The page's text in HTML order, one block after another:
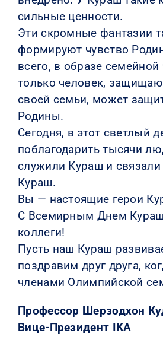
сильные ценности.
Эти скромные фантазии
формируют чувство
всего, в образе семейной
только человек,
своей семьи, может
Родины.
Сегодня, в этот светлый
поблагодарить тысячи
служили Кураш и
Кураш.
Вы — настоящие герои
С Всемирным Днем
коллеги!
Пусть наш Кураш
поздравим друг друга,
членами Олимпийской
Профессор Шерзодхон
Вице-Президент IKA